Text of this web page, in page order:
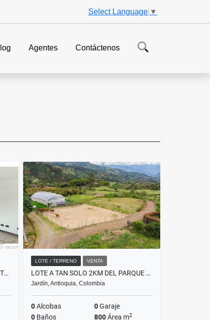
Select Language ▼
Agentes Contáctenos
HERMOSO APARTAMENTO PARA ESTRENAR EN EL RETIRO
LOTE / TERRENO VENTA
LOTE A TAN SOLO 2KM DEL PARQUE PRINCIPAL DE JARDÍN.
Jardín, Antioquia, Colombia
0Alcobas 0Garaje
0 Baños 800Área m2